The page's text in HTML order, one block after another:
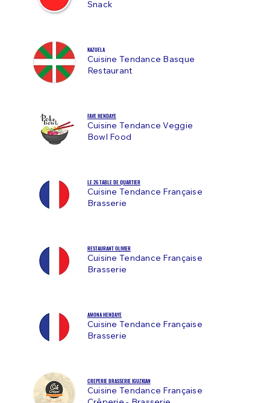
Snack
KAZUELA
Cuisine Tendance Basque
Restaurant
FAVE HENDAYE
Cuisine Tendance Veggie
Bowl Food
LE 26 TABLE DE QUARTIER
Cuisine Tendance Française
Brasserie
RESTAURANT OLIVIER
Cuisine Tendance Française
Brasserie
AMONA HENDAYE
Cuisine Tendance Française
Brasserie
CREPERIE BRASSERIE IGUZKIAN
Cuisine Tendance Française